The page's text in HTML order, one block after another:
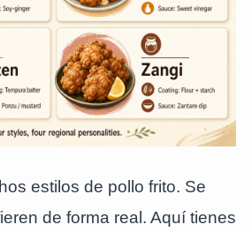
estilos de pollo frito. Se
de forma real. Aquí tienes